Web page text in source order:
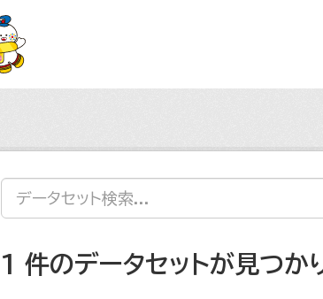
1 件のデータセットが見つか